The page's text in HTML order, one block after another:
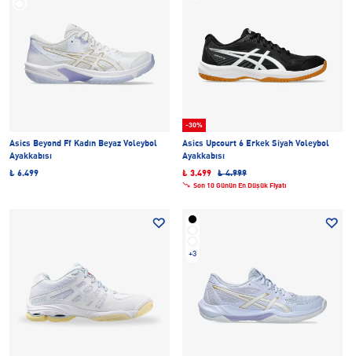
Asics Beyond Ff Kadın Beyaz Voleybol
Ayakkabısı
₺ 6.499
-30%
Asics Upcourt 6 Erkek Siyah Voleybol
Ayakkabısı
₺ 3.499
₺ 4.999
Son 10 Günün En Düşük Fiyatı
+3